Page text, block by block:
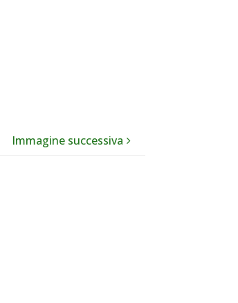
Immagine successiva